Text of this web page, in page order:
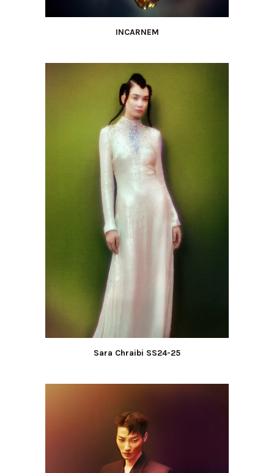
INCARNEM
Sara Chraibi SS24-25